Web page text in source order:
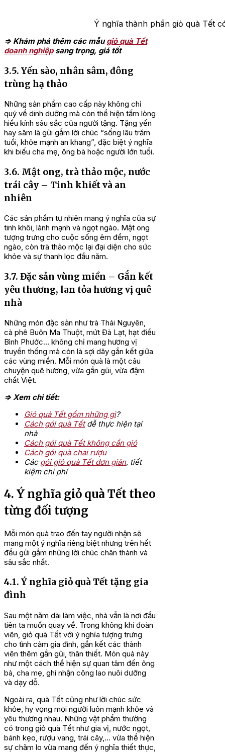
Ý nghĩa thành phần giỏ quà Tết
=> Khám phá thêm các mẫugiỏ quà Tết
doanh nghiệpsang trọng, giá tốt
3.5. Yến sào, nhân sâm, đông
trùng hạ thảo
Những sản phẩm cao cấp này không chỉ
quý về dinh dưỡng mà còn thể hiện tấm lòng
hiếu kính sâu sắc của người tặng. Tặng yến
hay sâm là gửi gắm lời chúc “sống lâu trăm
tuổi, khỏe mạnh an khang”, đặc biệt ý nghĩa
khi biếu cha mẹ, ông bà hoặc người lớn tuổi.
3.6. Mật ong, trà thảo mộc, nước
trái cây – Tinh khiết và an
nhiên
Các sản phẩm tự nhiên mang ý nghĩa của sự
tinh khôi, lành mạnh và ngọt ngào. Mật ong
tượng trưng cho cuộc sống êm đềm, ngọt
ngào, còn trà thảo mộc lại đại diện cho sức
khỏe và sự thanh lọc đầu năm.
3.7. Đặc sản vùng miền – Gắn kết
yêu thương, lan tỏa hương vị quê
nhà
Những món đặc sản như trà Thái Nguyên,
cà phê Buôn Ma Thuột, mứt Đà Lạt, hạt điều
Bình Phước… không chỉ mang hương vị
truyền thống mà còn là sợi dây gắn kết giữa
các vùng miền. Mỗi món quà là một câu
chuyện quê hương, vừa gần gũi, vừa đậm
chất Việt.
=> Xem chi tiết:
Giỏ quà Tết gồm những gì?
Cách gói quà Tếtdễ thực hiện tại
nhà
Cách gói quà Tết không cần giỏ
Cách gói quà chai rượu
Các gói giỏ quà Tết đơn giản, tiết
kiệm chi phí
4. Ý nghĩa giỏ quà Tết theo
từng đối tượng
Mỗi món quà trao đến tay người nhận sẽ
mang một ý nghĩa riêng biệt nhưng trên hết
đều gửi gắm những lời chúc chân thành và
sâu sắc nhất.
4.1. Ý nghĩa giỏ quà Tết tặng gia
đình
Sau một năm dài làm việc, nhà vẫn là nơi đầu
tiên ta muốn quay về. Trong không khí đoàn
viên, giỏ quà Tết với ý nghĩa tượng trưng
cho tình cảm gia đình, gắn kết các thành
viên thêm gần gũi, thân thiết. Món quà này
như một cách thể hiện sự quan tâm đến ông
bà, cha mẹ, ghi nhận công lao nuôi dưỡng
và dạy dỗ.
Ngoài ra, quà Tết cũng như lời chúc sức
khỏe, hy vọng mọi người luôn mạnh khỏe và
yêu thương nhau. Những vật phẩm thường
có trong giỏ quà Tết như gia vị, nước ngọt,
bánh kẹo, rượu vang, trái cây,… vừa thể hiện
sự chăm lo vừa mang đến ý nghĩa thiết thực,